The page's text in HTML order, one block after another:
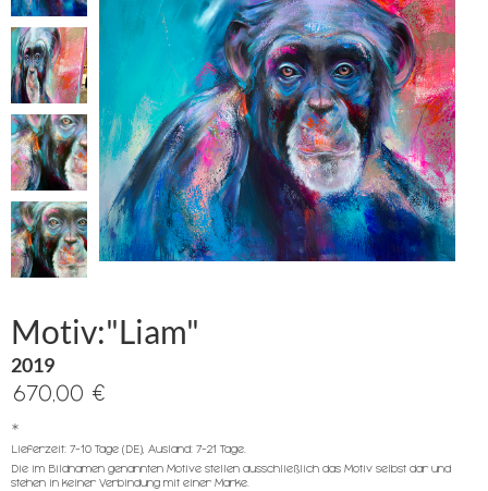
Motiv:"Liam"
2019
670,00 €
*
Lieferzeit: 7-10 Tage (DE), Ausland: 7-21 Tage.
Die im Bildnamen genannten Motive stellen ausschließlich das Motiv selbst dar und
stehen in keiner Verbindung mit einer Marke.